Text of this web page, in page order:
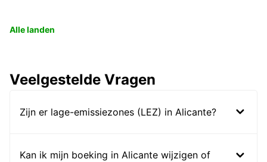
Alle landen
Veelgestelde Vragen
Zijn er lage-emissiezones (LEZ) in Alicante?
Kan ik mijn boeking in Alicante wijzigen of